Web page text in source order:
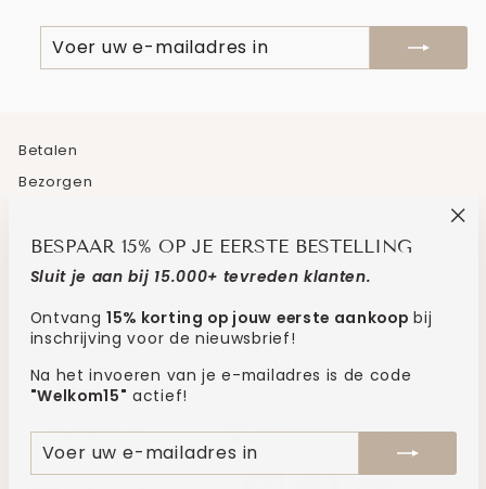
BESPAAR 15% OP JE EERSTE BESTELLING
Sluit je aan bij 15.000+ tevreden klanten.
Ontvang15% korting op jouw eerste aankoop bij
inschrijving voor de nieuwsbrief!
Na het invoeren van je e-mailadres is de code
"Welkom15" actief!
VOER
UW
E-
ABONNEREN
VOER
UW
E-
ABONNEREN
Betalen
Bezorgen
Veelgestelde vragen
Contact
SCHRIJF JE IN VOOR 15% KORTING!
TAAL
Nederlands MUNTEENHEID
Nederland (EUR €)